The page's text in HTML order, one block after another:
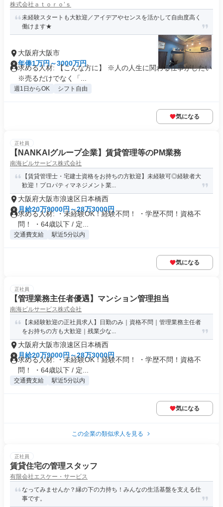
株式会社ａｔｏｒｏ’ｓ
未経験スタートも大歓迎／アイデアやセンスを活かして自由度高く
働けます★
大阪府大阪市
年俸1万円～3000万円
求める人材: 【こんな方に】 ※人の人生に関わる仕事がしたい
※売るだけでなく「...
週1日からOK シフト自由
気になる
正社員
【NANKAIグループ企業】賃貸管理等のPM業務
南海ビルサービス株式会社
【賃貸管理士・宅建士資格をお持ちの方歓迎】未経験可◎経験者大
歓迎！プロパティマネジメント業...
大阪府大阪市浪速区日本橋西
月給20万9000円～28万3000円
求める人材: ・未経験OK！経験不問！ ・学歴不問！資格不
問！ ・64歳以下 / 定...
交通費支給 駅近5分以内
気になる
正社員
【管理業務主任者優遇】マンション管理担当
南海ビルサービス株式会社
【未経験歓迎の正社員求人】日勤のみ｜資格不問｜管理業務主任者
をお持ちの方も大歓迎｜残業少な...
大阪府大阪市浪速区日本橋西
月給20万9000円～28万3000円
求める人材: ・未経験OK！経験不問！ ・学歴不問！資格不
問！ ・64歳以下 / 定...
交通費支給 駅近5分以内
気になる
この企業の類似求人を見る
正社員
賃貸住宅の管理スタッフ
有限会社エスケー・サービス
なってみませんか？縁の下の力持ち！みんなの生活基盤を支える仕
事です。